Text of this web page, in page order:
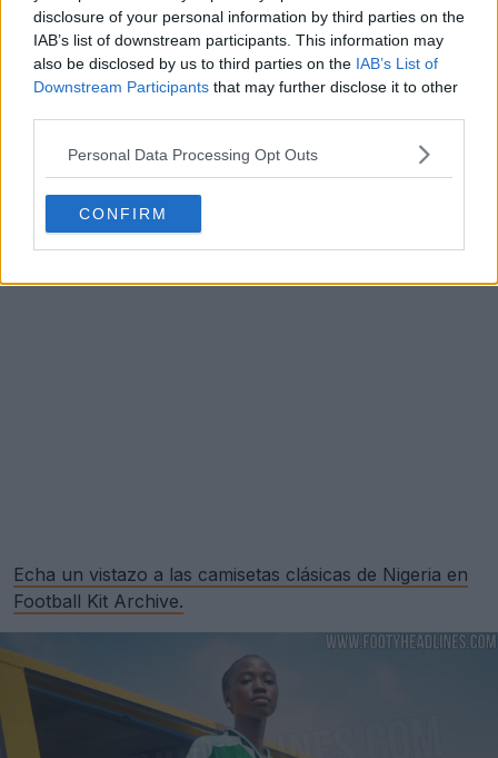
disclosure of your personal information by third parties on the
IAB’s list of downstream participants. This information may
also be disclosed by us to third parties on the IAB’s List of
Downstream Participants that may further disclose it to other
Personal Data Processing Opt Outs
CONFIRM
Echa un vistazo a las camisetas clásicas de Nigeria en
Football Kit Archive.